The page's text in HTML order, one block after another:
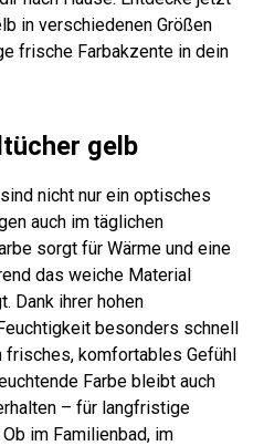
in verschiedenen Größen
frische Farbakzente in dein
gelb
nicht nur ein optisches
auch im täglichen
sorgt für Wärme und eine
das weiche Material
Dank ihrer hohen
besonders schnell
frisches, komfortables Gefühl
Farbe bleibt auch
– für langfristige
im Familienbad, im